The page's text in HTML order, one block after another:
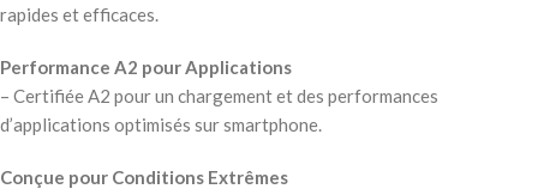
rapides et efficaces.
Performance A2 pour Applications
– Certifiée A2 pour un chargement et des performances
d’applications optimisés sur smartphone.
Conçue pour Conditions Extrêmes